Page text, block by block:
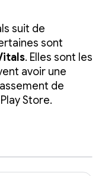
suit de
sont
. Elles sont les
avoir une
de
Store.